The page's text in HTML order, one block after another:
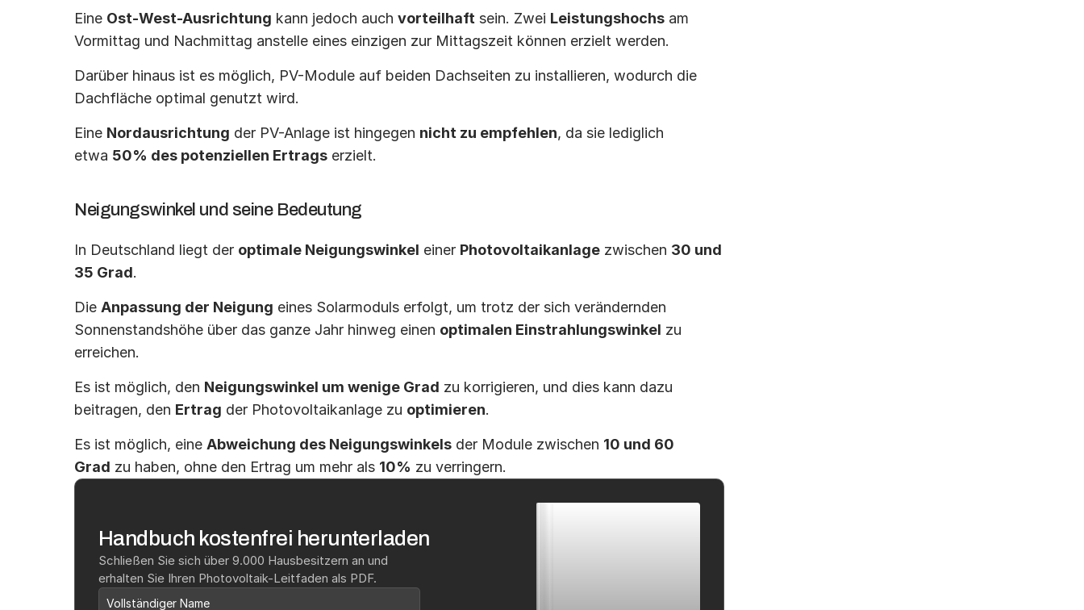
Eine Ost-West-Ausrichtung kann jedoch auch vorteilhaft sein. Zwei Leistungshochs am
Vormittag und Nachmittag anstelle eines einzigen zur Mittagszeit können erzielt werden.
Darüber hinaus ist es möglich, PV-Module auf beiden Dachseiten zu installieren, wodurch die
Dachfläche optimal genutzt wird.
Eine Nordausrichtung der PV-Anlage ist hingegen nicht zu empfehlen, da sie lediglich
etwa 50% des potenziellen Ertrags erzielt.
Neigungswinkel und seine Bedeutung​
In Deutschland liegt der optimale Neigungswinkel einer Photovoltaikanlage zwischen 30 und
35 Grad.
Die Anpassung der Neigung eines Solarmoduls erfolgt, um trotz der sich verändernden
Sonnenstandshöhe über das ganze Jahr hinweg einen optimalen Einstrahlungswinkel zu
erreichen.
Es ist möglich, den Neigungswinkel um wenige Grad zu korrigieren, und dies kann dazu
beitragen, den Ertrag der Photovoltaikanlage zu optimieren.
Es ist möglich, eine Abweichung des Neigungswinkels der Module zwischen 10 und 60
Grad zu haben, ohne den Ertrag um mehr als 10% zu verringern.
Handbuch kostenfrei herunterladen
Schließen Sie sich über 9.000 Hausbesitzern an und
erhalten Sie Ihren Photovoltaik-Leitfaden als PDF.